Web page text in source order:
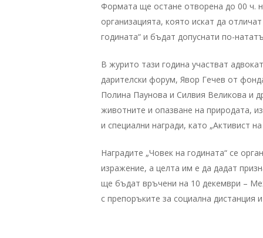
Формата ще остане отворена до 00 ч.
организацията, която искат да
годината“ и бъдат допуснати по-
В журито тази година участват
дарителски форум, Явор Гечев от
Полина Паунова и Силвия Великова и
животните и опазване на природата,
и специални награди, като „Активист
Наградите „Човек на годината“ се
изражение, а целта им е да дадат
ще бъдат връчени на 10 декември –
с препоръките за социална дистанция